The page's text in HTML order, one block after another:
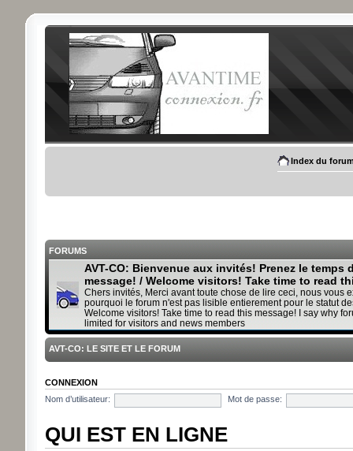
Index du
FORUMS
AVT-CO: Bienvenue aux invités! Prenez le temps
message! / Welcome visitors! Take time to read
Chers invités, Merci avant toute chose de lire ceci, nous vous
pourquoi le forum n'est pas lisible entierement pour le statut
Welcome visitors! Take time to read this message! I say why
limited for visitors and news members
AVT-CO: LE SITE ET LE FORUM
CONNEXION
Nom d’utilisateur:
Mot de passe:
QUI EST EN LIGNE